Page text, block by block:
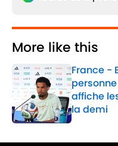
More like this
France -
affiche
la demi
Published